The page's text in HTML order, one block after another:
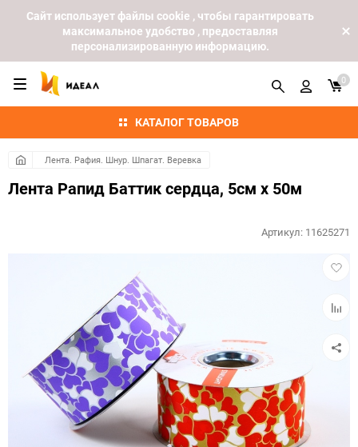
Cайт использует файлы cookie , чтобы гарантировать
максимальное удобство , предоставляя
персонализированную информацию.
КАТАЛОГ ТОВАРОВ
0
Лента. Рафия. Шнур. Шпагат. Веревка
Лента Рапид Баттик сердца, 5см х 50м
Артикул: 11625271